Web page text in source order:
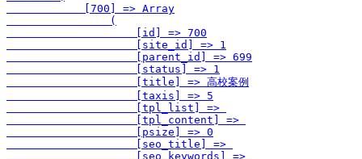
            [700] => Array
                (
                    [id] => 700
                    [site_id] => 1
                    [parent_id] => 699
                    [status] => 1
                    [title] => 高校案例
                    [taxis] => 5
                    [tpl_list] =>
                    [tpl_content] =>
                    [psize] => 0
                    [seo_title] =>
                    [seo_keywords] =>